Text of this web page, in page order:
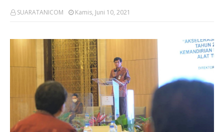
SUARATANICOM Kamis, Juni 10, 2021